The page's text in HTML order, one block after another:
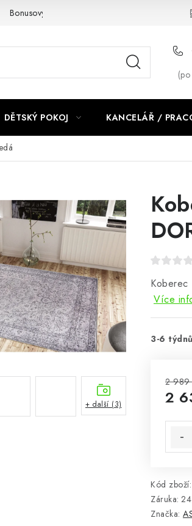
Bonusový program NBM+
DĚTSKÝ POKOJ KANCELÁŘ /
Koberec
Více
3-6 týdnů
2 989
2
Kód zboží:
Záruka:
Značka:
+ další (3)